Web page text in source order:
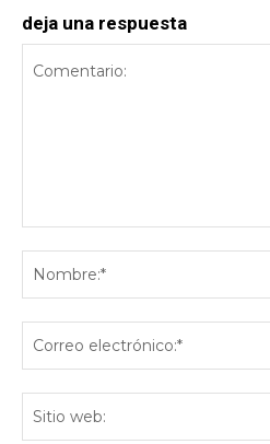
deja una respuesta